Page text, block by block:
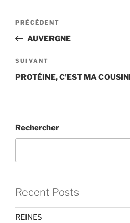
Navigation
l’article
Article
précédent
PRÉCÉDENT
AUVERGNE
Article
suivant
SUIVANT
PROTÉINE, C’EST MA
Rechercher
Recent Posts
REINES